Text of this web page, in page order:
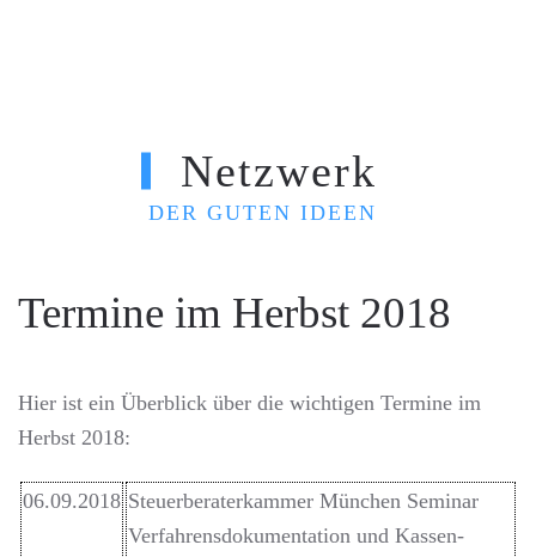
Netzwerk
DER GUTEN IDEEN
Termine im Herbst 2018
Hier ist ein Überblick über die wichtigen Termine im
Herbst 2018:
06.09.2018 Steuerberaterkammer München Seminar
Verfahrensdokumentation und Kassen-